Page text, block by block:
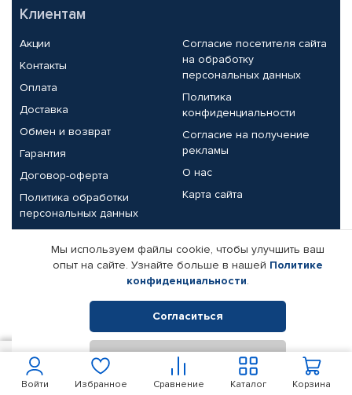
Войти Избранное Сравнение Корзина
Каталог
Клиентам
Акции
Контакты
Оплата
Доставка
Обмен и возврат
Гарантия
Договор-оферта
Политика обработки
персональных данных
Согласие посетителя сайта
на обработку
персональных данных
Политика
конфиденциальности
Согласие на получение
рекламы
О нас
Карта сайта
Партнерам
Корпоративным клиентам
Поставщикам
Реквизиты компании
© КАМАЗ ЦЕНТР ДОНЕЦК, 2015-2026. Все права защищены.
Интернет-магазин автомобильных товаров Автопрофи.
Мы используем файлы cookie, чтобы улучшить ваш
опыт на сайте. Узнайте больше в нашей Политике
конфиденциальности.
Согласиться
Отклонить
350 В корзину